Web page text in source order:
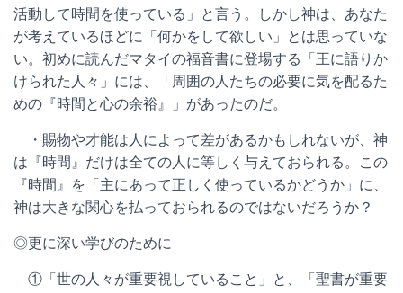
活動して時間を使っている」と言う。しかし神は、あなた
が考えているほどに「何かをして欲しい」とは思っていな
い。初めに読んだマタイの福音書に登場する「王に語りか
けられた人々」には、「周囲の人たちの必要に気を配るた
めの『時間と心の余裕』」があったのだ。
・賜物や才能は人によって差があるかもしれないが、神
は『時間』だけは全ての人に等しく与えておられる。この
『時間』を「主にあって正しく使っているかどうか」に、
神は大きな関心を払っておられるのではないだろうか？
◎更に深い学びのために
①「世の人々が重要視していること」と、「聖書が重要